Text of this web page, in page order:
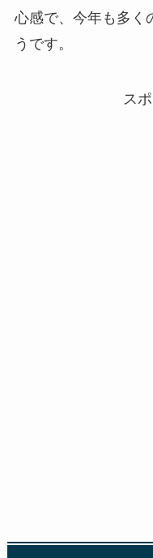
心感で、今年も多く
うです。
ス